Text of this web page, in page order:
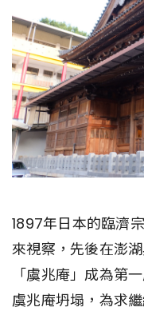
1897年日本的臨濟
來視察，先後在澎
「虞兆庵」成為第
虞兆庵坍塌，為求